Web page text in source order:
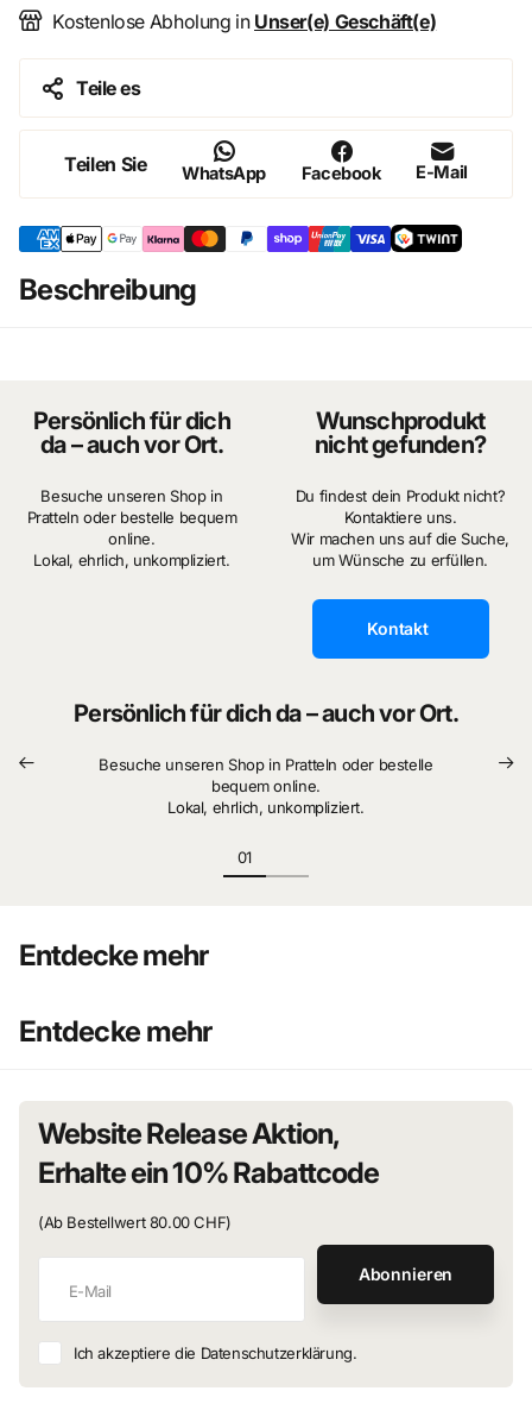
Kostenlose Abholung in Unser(e) Geschäft(e)
Teile es
Teilen Sie WhatsApp Facebook E-Mail
Beschreibung
Persönlich für dich
da – auch vor Ort.
Besuche unseren Shop in
Pratteln oder bestelle bequem
online.
Lokal, ehrlich, unkompliziert.
Wunschprodukt
nicht gefunden?
Du findest dein Produkt nicht?
Kontaktiere uns.
Wir machen uns auf die Suche,
um Wünsche zu erfüllen.
Kontakt
Persönlich für dich da – auch vor Ort.
Besuche unseren Shop in Pratteln oder bestelle
bequem online.
Lokal, ehrlich, unkompliziert.
Entdecke mehr
Entdecke mehr
Website Release Aktion,
Erhalte ein 10% Rabattcode
(Ab Bestellwert 80.00 CHF)
Abonnieren
Ich akzeptiere die Datenschutzerklärung.